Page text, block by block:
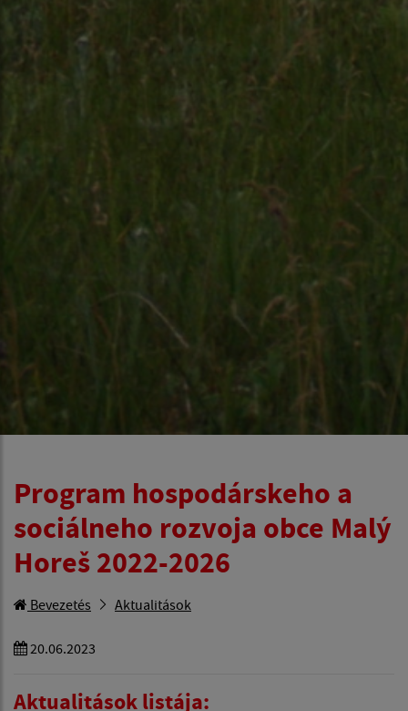
Program hospodárskeho a
sociálneho rozvoja obce Malý
Horeš 2022-2026
Bevezetés Aktualitások
20.06.2023
Aktualitások listája: